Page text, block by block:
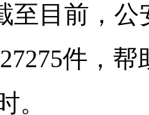
至目前，
件，
。